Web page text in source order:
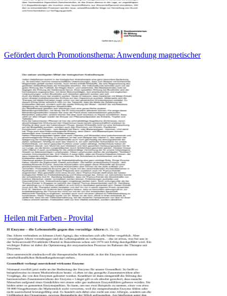
Gefördert durch Promotionsthema: Anwendung magnetischer
Heilen mit Farben - Provital